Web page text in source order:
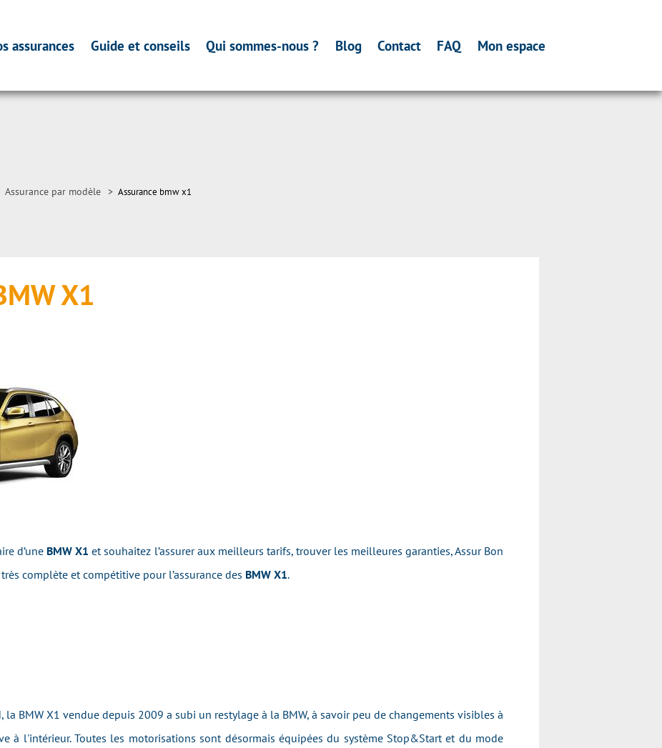
assurances Guide et conseils Qui sommes-nous ? Blog Contact FAQ Mon espace
Assurance par modèle > Assurance bmw x1
X1
d’une BMW X1et souhaitez l’assurer aux meilleurs tarifs, trouver les meilleures garanties, Assur Bon
complète et compétitive pour l’assurance des BMW X1.
la BMW X1 vendue depuis 2009 a subi un restylage à la BMW, à savoir peu de changements visibles à
à l'intérieur. Toutes les motorisations sont désormais équipées du système Stop&Start et du mode